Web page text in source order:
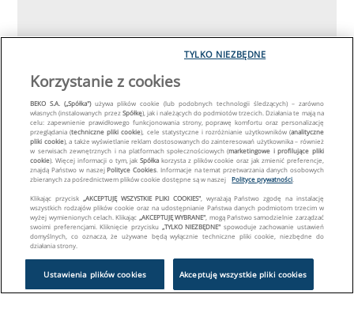
Korzystanie z cookies
BEKO S.A. („Spółka")używa plików cookie (lub podobnych technologii śledzących) – zarówno
własnych (instalowanych przezSpółkę), jak i należących do podmiotów trzecich. Działania te mają na
celu: zapewnienie prawidłowego funkcjonowania strony, poprawę komfortu oraz personalizację
przeglądania (techniczne pliki cookie), cele statystyczne i rozróżnianie użytkowników (analityczne
pliki cookie), a także wyświetlanie reklam dostosowanych do zainteresowań użytkownika – również
w serwisach zewnętrznych i na platformach społecznościowych (marketingowe i profilujące pliki
cookie). Więcej informacji o tym, jakSpółka korzysta z plików cookie oraz jak zmienić preferencje,
znajdą Państwo w naszejPolityce Cookies . Informacje na temat przetwarzania danych osobowych
zbieranych za pośrednictwem plików cookie dostępne są w naszej
Polityce prywatności
Klikając przycisk „AKCEPTUJĘ WSZYSTKIE PLIKI COOKIES" , wyrażają Państwo zgodę na instalację
wszystkich rodzajów plików cookie oraz na udostępnianie Państwa danych podmiotom trzecim w
wyżej wymienionych celach. Klikając „AKCEPTUJĘ WYBRANE" , mogą Państwo samodzielnie zarządzać
swoimi preferencjami. Kliknięcie przycisku „TYLKO NIEZBĘDNE" spowoduje zachowanie ustawień
domyślnych, co oznacza, że używane będą wyłącznie techniczne pliki cookie, niezbędne do
działania strony.
Ustawienia plików cookies Akceptuję wszystkie pliki cookies
TYLKO NIEZBĘDNE